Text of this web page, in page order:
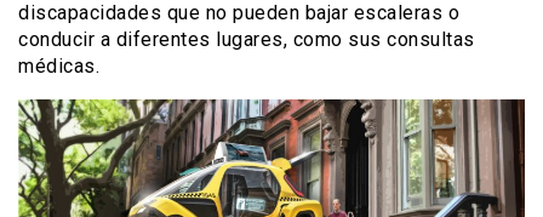
discapacidades que no pueden bajar escaleras o
conducir a diferentes lugares, como sus consultas
médicas.